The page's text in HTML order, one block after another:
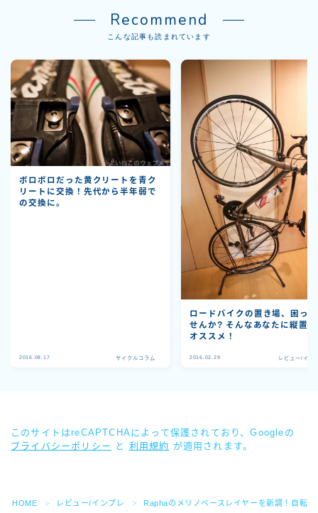
Recommend
こんな記事も読まれています
ボロボロだった黄クリートを青ク
リートに交換！先代から半年弱で
の交換に。
2016.08.17 サイクルコラム
ロードバイクの置き場、困っ
せんか? そんなあなたに縦置
オススメ！
2016.02.29 レビュー/イン
このサイトはreCAPTCHAによって保護されており、Googleの
プライバシーポリシー と 利用規約 が適用されます。
HOME ＞ レビュー/インプレ ＞ Raphaのメリノベースレイヤーを新調！自転